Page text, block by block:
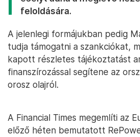
feloldására.
A jelenlegi formájukban pedig
tudja támogatni a szankciókat,
kapott részletes tájékoztatást
finanszírozással segítene az
orosz olajról.
A Financial Times megemlíti az
előző héten bemutatott